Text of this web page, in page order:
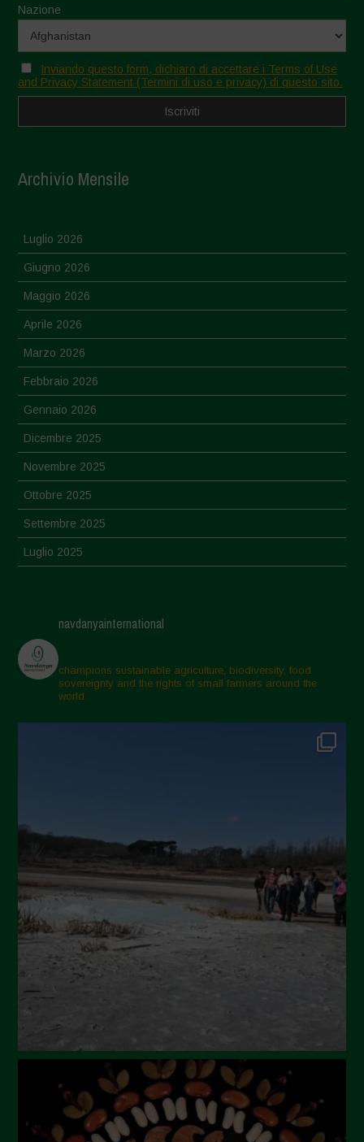
Nazione
Inviando questo form, dichiaro di accettare i Terms of Use
and Privacy Statement (Termini di uso e privacy) di questo sito.
Archivio Mensile
Luglio 2026
Giugno 2026
Maggio 2026
Aprile 2026
Marzo 2026
Febbraio 2026
Gennaio 2026
Dicembre 2025
Novembre 2025
Ottobre 2025
Settembre 2025
Luglio 2025
Aprile 2025
Marzo 2025
Febbraio 2025
Gennaio 2025
Settembre 2024
Luglio 2024
Maggio 2024
Aprile 2024
Marzo 2024
Febbraio 2024
Ottobre 2023
Settembre 2023
navdanyainternational
champions sustainable agriculture, biodiversity, food
sovereignty and the rights of small farmers around the
world.